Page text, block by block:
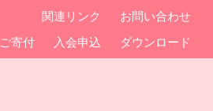
関連リンク
お問い合わせ
ご寄付 入会申込 ダウンロード